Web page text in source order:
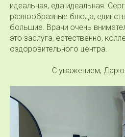
идеальная, еда идеальная.
разнообразные блюда,
большие. Врачи очень
это заслуга, естественно,
оздоровительного центра.
С уважением,